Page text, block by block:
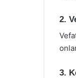
2.
3.